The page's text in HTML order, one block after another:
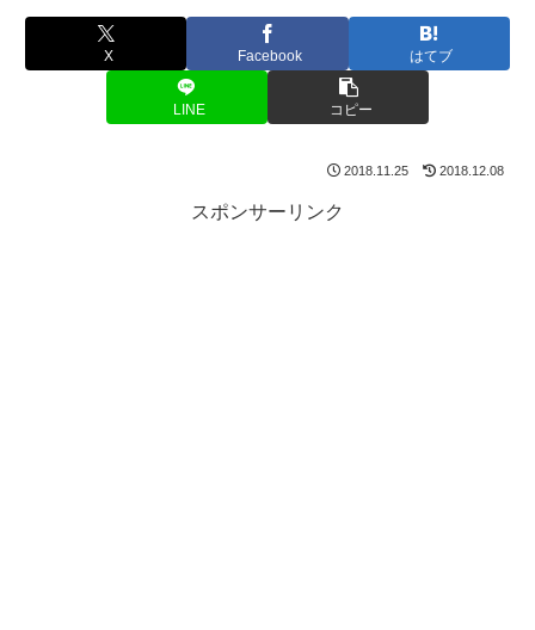
X Facebook はてブ
LINE コピー
2018.11.25 2018.12.08
スポンサーリンク